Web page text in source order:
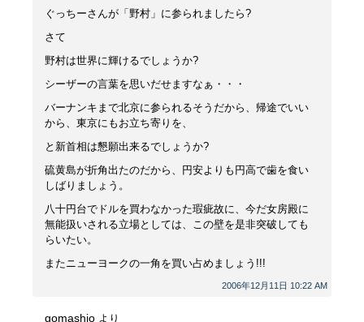
2006年12月11日 10:22 AM
ぐっちーさんが「野村」に参られましたら?
さて
野村は世界に輝けるでしょうか?
シーザーの言葉を思いだせますなぁ・・・
バーナンキまで北京に参られるそうだから、帰途でいい
から、東京にもお立ち寄りを、
と新首相は懇願出来るでしょうか?
硫黄島が折角出たのだから、円安よりも円高で歯を食い
しばりましょう。
八十円台でドルを買わなかった瑕疵故に、今だ女房殿に
無能扱いされる立場としては、この壁を是非突破しても
らいたい。
またニューヨークの一角を買い占めましょう!!!
gomashio より